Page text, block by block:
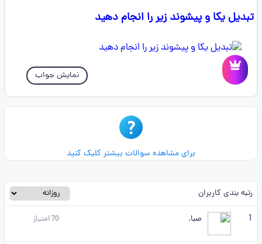
تبدیل یکا و پیشوند زیر را انجام دهید
نمایش جواب
برای مشاهده سوالات بیشتر کلیک کنید
رتبه بندی کاربران
1 صبا. 70امتیاز